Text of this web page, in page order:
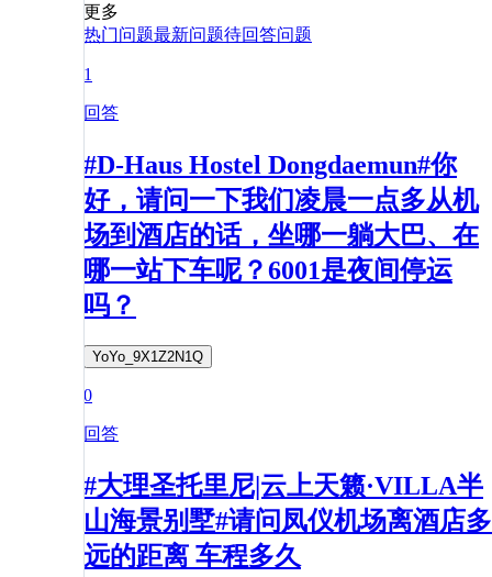
更多
热门问题最新问题待回答问题
1
回答
#D-Haus Hostel Dongdaemun#你
好，请问一下我们凌晨一点多从机
场到酒店的话，坐哪一躺大巴、在
哪一站下车呢？6001是夜间停运
吗？
YoYo_9X1Z2N1Q
0
回答
#大理圣托里尼|云上天籁·VILLA半
山海景别墅#请问凤仪机场离酒店多
远的距离 车程多久